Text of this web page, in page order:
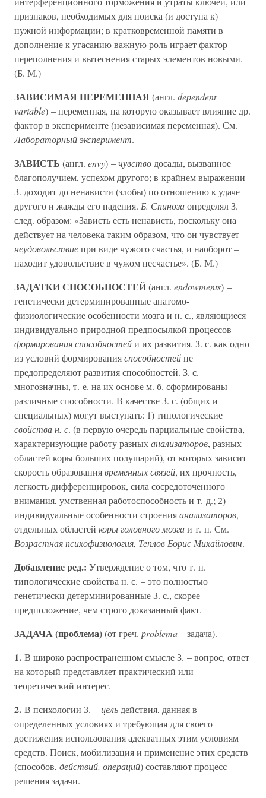
признаков, необходимых для поиска (и доступа к)
нужной информации; в кратковременной памяти в
дополнение к угасанию важную роль играет фактор
переполнения и вытеснения старых элементов новыми.
(Б. М.)
ЗАВИСИМАЯ ПЕРЕМЕННАЯ(англ. deрendent
variable) – переменная, на которую оказывает влияние др.
фактор в эксперименте (независимая переменная). См.
Лабораторный эксперимент.
ЗАВИСТЬ (англ. envy) –чувство досады, вызванное
благополучием, успехом другого; в крайнем выражении
З. доходит до ненависти (злобы) по отношению к удаче
другого и жажды его падения. Б. Спинозаопределял З.
след. образом: «Зависть есть ненависть, поскольку она
действует на человека таким образом, что он чувствует
неудовольствиепри виде чужого счастья, и наоборот –
находит удовольствие в чужом несчастье». (Б. М.)
ЗАДАТКИ СПОСОБНОСТЕЙ(англ. endowments) –
генетически детерминированные анатомо-
физиологические особенности мозга и н. с., являющиеся
индивидуально-природной предпосылкой процессов
формирования способностейи их развития. З. с. как одно
из условий формированияспособностейне
предопределяют развития способностей. З. с.
многозначны, т. е. на их основе м. б. сформированы
различные способности. В качестве З. с. (общих и
специальных) могут выступать: 1) типологические
свойства н. с. (в первую очередь парциальные свойства,
характеризующие работу разныханализаторов, разных
областей коры больших полушарий), от которых зависит
скорость образованиявременных связей, их прочность,
легкость дифференцировок, сила сосредоточенного
внимания, умственная работоспособность и т. д.; 2)
индивидуальные особенности строенияанализаторов,
отдельных областей коры головного мозгаи т. п. См.
Возрастная психофизиология, Теплов Борис Михайлович.
Добавление ред.: Утверждение о том, что т. н.
типологические свойства н. с. – это полностью
генетически детерминированные З. с., скорее
предположение, чем строго доказанный факт.
ЗАДАЧА (проблема)(от греч. рroblema– задача).
1. В широко распространенном смысле З. – вопрос, ответ
на который представляет практический или
теоретический интерес.
2. В психологии З. –цель действия, данная в
определенных условиях и требующая для своего
достижения использования адекватных этим условиям
средств. Поиск, мобилизация и применение этих средств
(способов, действий, операций) составляют процесс
решения задачи.